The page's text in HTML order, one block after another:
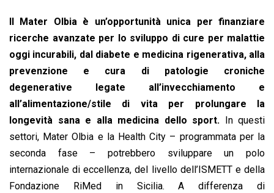
Il Mater Olbia è un’opportunità unica per finanziare
ricerche avanzate per lo sviluppo di cure per malattie
oggi incurabili, dal diabete e medicina rigenerativa, alla
prevenzione e cura di patologie croniche
degenerative legate all’invecchiamento e
all’alimentazione/stile di vita per prolungare la
longevità sana e alla medicina dello sport. In questi
settori, Mater Olbia e la Health City – programmata per la
seconda fase – potrebbero sviluppare un polo
internazionale di eccellenza, del livello dell’ISMETT e della
Fondazione RiMed in Sicilia. A differenza di